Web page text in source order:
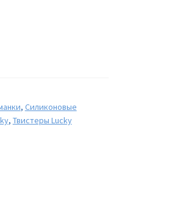
, Силиконовые
, Твистеры Lucky